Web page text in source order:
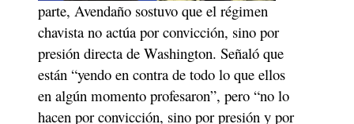
parte, Avendaño sostuvo que el régimen
chavista no actúa por convicción, sino por
presión directa de Washington. Señaló que
están “yendo en contra de todo lo que ellos
en algún momento profesaron”, pero “no lo
hacen por convicción, sino por presión y por